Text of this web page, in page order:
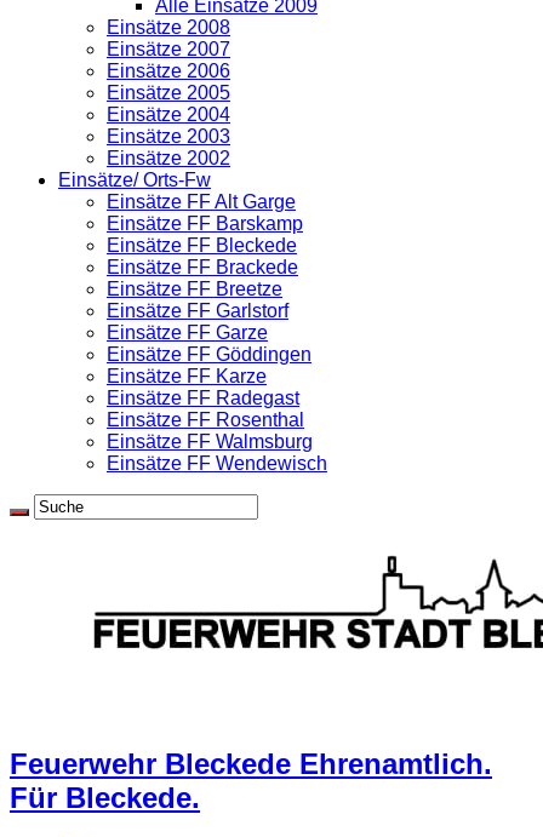
Alle Einsätze 2009
Einsätze 2008
Einsätze 2007
Einsätze 2006
Einsätze 2005
Einsätze 2004
Einsätze 2003
Einsätze 2002
Einsätze/ Orts-Fw
Einsätze FF Alt Garge
Einsätze FF Barskamp
Einsätze FF Bleckede
Einsätze FF Brackede
Einsätze FF Breetze
Einsätze FF Garlstorf
Einsätze FF Garze
Einsätze FF Göddingen
Einsätze FF Karze
Einsätze FF Radegast
Einsätze FF Rosenthal
Einsätze FF Walmsburg
Einsätze FF Wendewisch
Feuerwehr Bleckede Ehrenamtlich.
Für Bleckede.